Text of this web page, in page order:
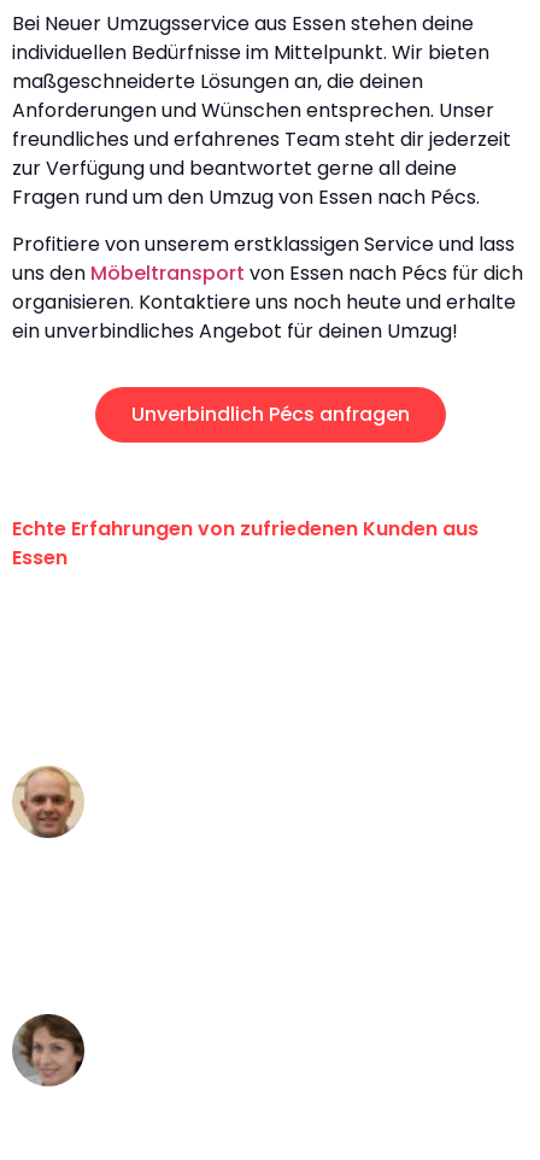
Bei Neuer Umzugsservice aus Essen stehen deine
individuellen Bedürfnisse im Mittelpunkt. Wir bieten
maßgeschneiderte Lösungen an, die deinen
Anforderungen und Wünschen entsprechen. Unser
freundliches und erfahrenes Team steht dir jederzeit
zur Verfügung und beantwortet gerne all deine
Fragen rund um den Umzug von Essen nach Pécs.
Profitiere von unserem erstklassigen Service und lass
uns den Möbeltransport von Essen nach Pécs für dich
organisieren. Kontaktiere uns noch heute und erhalte
ein unverbindliches Angebot für deinen Umzug!
Unverbindlich Pécs anfragen
Echte Erfahrungen von zufriedenen Kunden aus
Essen